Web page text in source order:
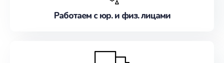
Работаем с юр. и физ. лицами